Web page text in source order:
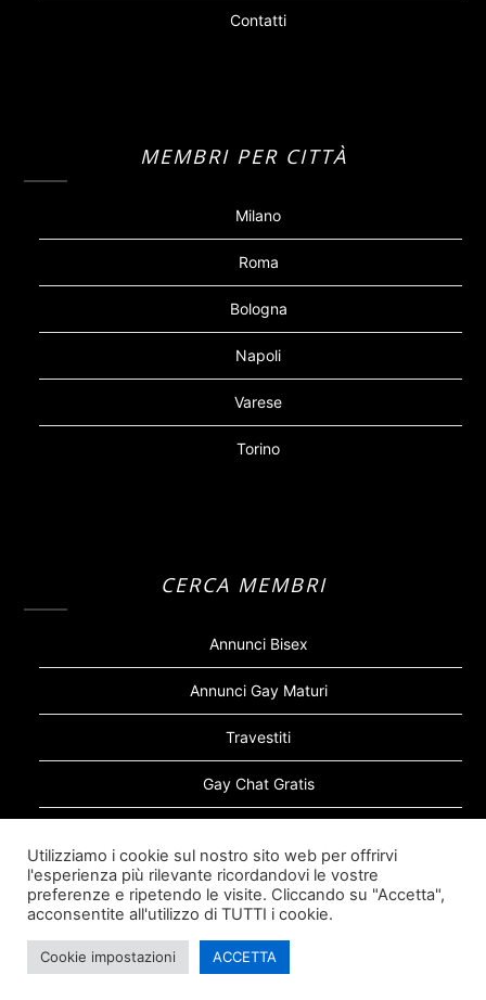
Contatti
MEMBRI PER CITTÀ
Milano
Roma
Bologna
Napoli
Varese
Torino
CERCA MEMBRI
Annunci Bisex
Annunci Gay Maturi
Travestiti
Gay Chat Gratis
Sugar Daddy Gay
©2026 Siti Incontri Gay
Utilizziamo i cookie sul nostro sito web per offrirvi
l'esperienza più rilevante ricordandovi le vostre
preferenze e ripetendo le visite. Cliccando su "Accetta",
acconsentite all'utilizzo di TUTTI i cookie.
Cookie impostazioni ACCETTA